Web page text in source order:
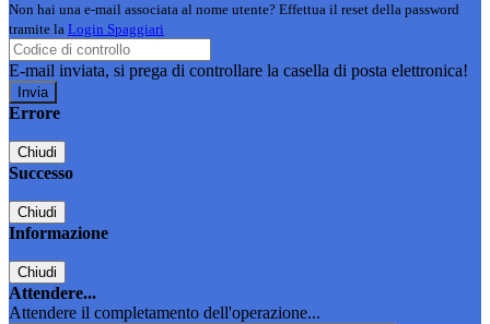
Non hai una e-mail associata al nome utente? Effettua il reset della password
tramite la Login Spaggiari
E-mail inviata, si prega di controllare la casella di posta elettronica!
Errore
Chiudi
Successo
Chiudi
Informazione
Chiudi
Attendere...
Attendere il completamento dell'operazione...